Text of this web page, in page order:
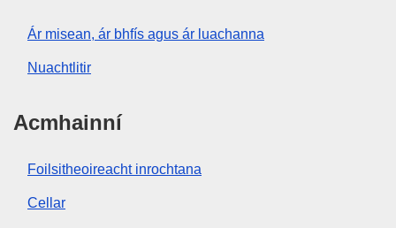
Ár misean, ár bhfís agus ár luachanna
Nuachtlitir
Acmhainní
Foilsitheoireacht inrochtana
Cellar